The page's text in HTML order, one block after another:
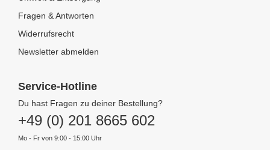
Fragen & Antworten
Widerrufsrecht
Newsletter abmelden
Service-Hotline
Du hast Fragen zu deiner Bestellung?
+49 (0) 201 8665 602
Mo - Fr von 9:00 - 15:00 Uhr